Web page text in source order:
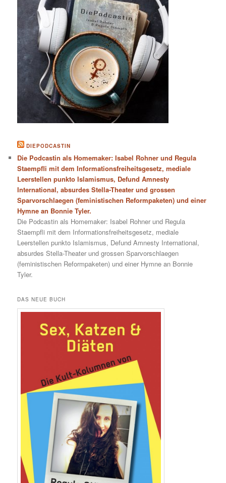
DIEPODCASTIN
Die Podcastin als Homemaker: Isabel Rohner und Regula
Staempfli mit dem Informationsfreiheitsgesetz, mediale
Leerstellen punkto Islamismus, Defund Amnesty
International, absurdes Stella-Theater und grossen
Sparvorschlaegen (feministischen Reformpaketen) und einer
Hymne an Bonnie Tyler.
Die Podcastin als Homemaker: Isabel Rohner und Regula
Staempfli mit dem Informationsfreiheitsgesetz, mediale
Leerstellen punkto Islamismus, Defund Amnesty International,
absurdes Stella-Theater und grossen Sparvorschlaegen
(feministischen Reformpaketen) und einer Hymne an Bonnie
Tyler.
DAS NEUE BUCH